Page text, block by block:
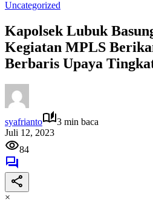
Uncategorized
Kapolsek Lubuk
Kegiatan MPLS
Berbaris Upaya
syafrianto
3 min baca
Juli 12, 2023
84
×